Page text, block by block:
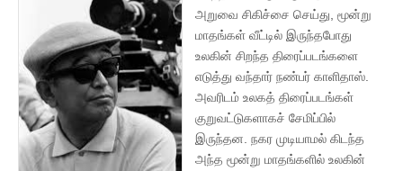
அறுவை சிகிச்சை செய்து, மூன்று
மாதங்கள் வீட்டில் இருந்தபோது
உலகின் சிறந்த திரைப்படங்களை
எடுத்து வந்தார் நண்பர் காளிதாஸ்.
அவரிடம் உலகத் திரைப்படங்கள்
குறுவட்டுகளாகச் சேமிப்பில்
இருந்தன. நகர முடியாமல் கிடந்த
அந்த மூன்று மாதங்களில் உலகின்